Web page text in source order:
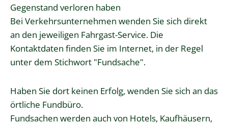
Gegenstand verloren haben
Bei Verkehrsunternehmen wenden Sie sich direkt
an den jeweiligen Fahrgast-Service. Die
Kontaktdaten finden Sie im Internet, in der Regel
unter dem Stichwort "Fundsache".
Haben Sie dort keinen Erfolg, wenden Sie sich an das
örtliche Fundbüro.
Fundsachen werden auch von Hotels, Kaufhäusern,